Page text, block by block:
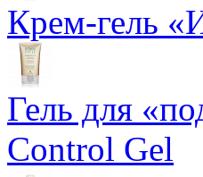
Крем-гель
Гель для
Control Gel